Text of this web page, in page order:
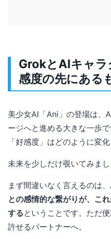
GrokとAIキャラ
感度の先にある
美少女AI「Ani」の登場は、
ージへと進める大きな一歩
「好感度」はどのように変
未来を少しだけ覗いてみま
まず間違いなく言えるのは、
との感情的な繋がりが、こ
するということです。ただ
許せるパートナーへ。